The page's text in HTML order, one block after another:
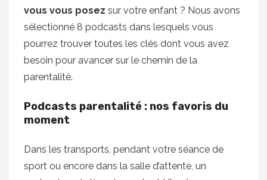
vous vous posez sur votre enfant ? Nous avons
sélectionné 8 podcasts dans lesquels vous
pourrez trouver toutes les clés dont vous avez
besoin pour avancer sur le chemin de la
parentalité.
Podcasts parentalité : nos favoris du
moment
Dans les transports, pendant votre séance de
sport ou encore dans la salle d’attente, un